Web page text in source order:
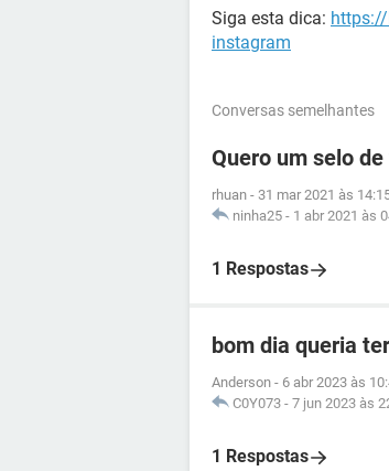
Siga esta dica: https://
instagram
Conversas semelhantes
Quero um selo
rhuan - 31 mar 2021 às
ninha25 - 1 abr 2021 às
1 Respostas
bom dia queria
Anderson - 6 abr 2023 às
C0Y073 - 7 jun 2023 às
1 Respostas